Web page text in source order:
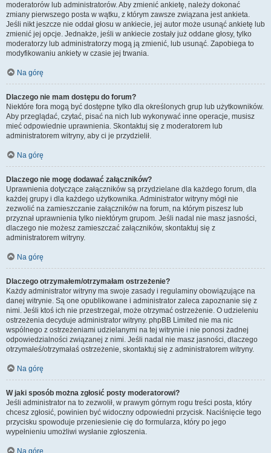
moderatorów lub administratorów. Aby zmienić ankietę, należy dokonać
zmiany pierwszego posta w wątku, z którym zawsze związana jest ankieta.
Jeśli nikt jeszcze nie oddał głosu w ankiecie, jej autor może usunąć ankietę lub
zmienić jej opcje. Jednakże, jeśli w ankiecie zostały już oddane głosy, tylko
moderatorzy lub administratorzy mogą ją zmienić, lub usunąć. Zapobiega to
modyfikowaniu ankiety w czasie jej trwania.
Na górę
Dlaczego nie mam dostępu do forum?
Niektóre fora mogą być dostępne tylko dla określonych grup lub użytkowników.
Aby przeglądać, czytać, pisać na nich lub wykonywać inne operacje, musisz
mieć odpowiednie uprawnienia. Skontaktuj się z moderatorem lub
administratorem witryny, aby ci je przydzielił.
Na górę
Dlaczego nie mogę dodawać załączników?
Uprawnienia dotyczące załączników są przydzielane dla każdego forum, dla
każdej grupy i dla każdego użytkownika. Administrator witryny mógł nie
zezwolić na zamieszczanie załączników na forum, na którym piszesz lub
przyznał uprawnienia tylko niektórym grupom. Jeśli nadal nie masz jasności,
dlaczego nie możesz zamieszczać załączników, skontaktuj się z
administratorem witryny.
Na górę
Dlaczego otrzymałem/otrzymałam ostrzeżenie?
Każdy administrator witryny ma swoje zasady i regulaminy obowiązujące na
danej witrynie. Są one opublikowane i administrator zaleca zapoznanie się z
nimi. Jeśli ktoś ich nie przestrzegał, może otrzymać ostrzeżenie. O udzieleniu
ostrzeżenia decyduje administrator witryny. phpBB Limited nie ma nic
wspólnego z ostrzeżeniami udzielanymi na tej witrynie i nie ponosi żadnej
odpowiedzialności związanej z nimi. Jeśli nadal nie masz jasności, dlaczego
otrzymałeś/otrzymałaś ostrzeżenie, skontaktuj się z administratorem witryny.
Na górę
W jaki sposób można zgłosić posty moderatorowi?
Jeśli administrator na to zezwolił, w prawym górnym rogu treści posta, który
chcesz zgłosić, powinien być widoczny odpowiedni przycisk. Naciśnięcie tego
przycisku spowoduje przeniesienie cię do formularza, który po jego
wypełnieniu umożliwi wysłanie zgłoszenia.
Na górę